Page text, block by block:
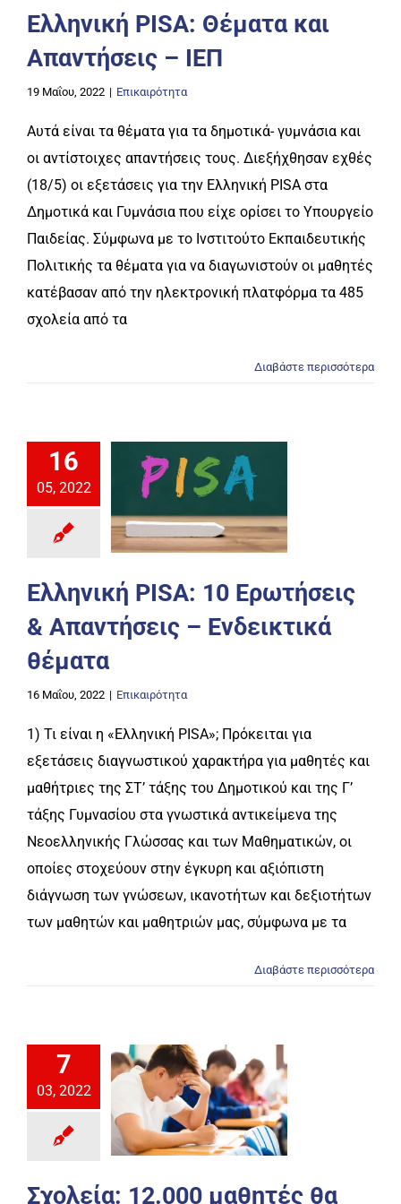
Ελληνική PISA: Θέματα και
Απαντήσεις – ΙΕΠ
19 Μαΐου, 2022 | Επικαιρότητα
Αυτά είναι τα θέματα για τα δημοτικά- γυμνάσια και
οι αντίστοιχες απαντήσεις τους. Διεξήχθησαν εχθές
(18/5) οι εξετάσεις για την Ελληνική PISA στα
Δημοτικά και Γυμνάσια που είχε ορίσει το Υπουργείο
Παιδείας. Σύμφωνα με το Ινστιτούτο Εκπαιδευτικής
Πολιτικής τα θέματα για να διαγωνιστούν οι μαθητές
κατέβασαν από την ηλεκτρονική πλατφόρμα τα 485
σχολεία από τα
Διαβάστε περισσότερα
16
05, 2022
Ελληνική PISA: 10 Ερωτήσεις
& Απαντήσεις – Ενδεικτικά
θέματα
16 Μαΐου, 2022 | Επικαιρότητα
1) Τι είναι η «Ελληνική PISA»; Πρόκειται για
εξετάσεις διαγνωστικού χαρακτήρα για μαθητές και
μαθήτριες της ΣΤ’ τάξης του Δημοτικού και της Γ’
τάξης Γυμνασίου στα γνωστικά αντικείμενα της
Νεοελληνικής Γλώσσας και των Μαθηματικών, οι
οποίες στοχεύουν στην έγκυρη και αξιόπιστη
διάγνωση των γνώσεων, ικανοτήτων και δεξιοτήτων
των μαθητών και μαθητριών μας, σύμφωνα με τα
Διαβάστε περισσότερα
7
03, 2022
Σχολεία: 12.000 μαθητές θα